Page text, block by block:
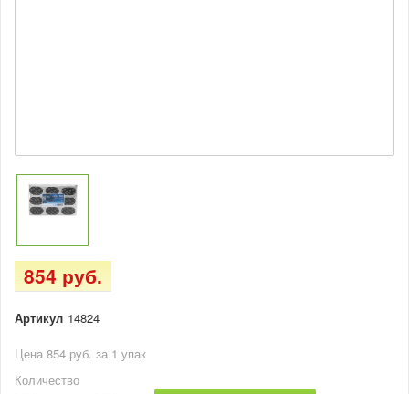
854 руб.
Артикул 14824
Цена 854 руб. за 1 упак
Количество